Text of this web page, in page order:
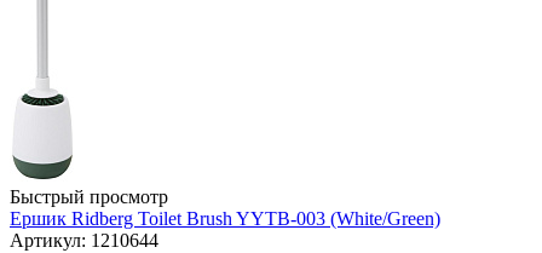
Быстрый просмотр
Ершик Ridberg Toilet Brush YYTB-003 (White/Green)
Артикул: 1210644